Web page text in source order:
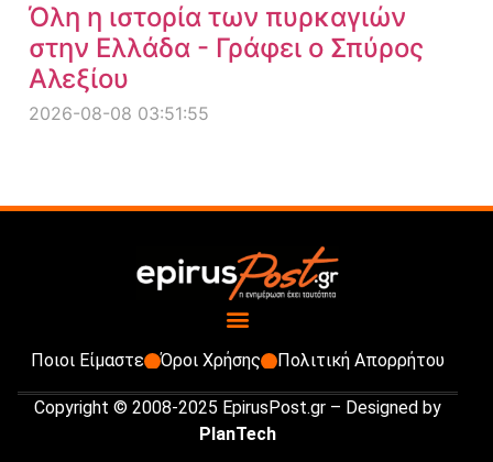
Όλη η ιστορία των πυρκαγιών
στην Ελλάδα - Γράφει ο Σπύρος
Αλεξίου
2026-08-08 03:51:55
Ποιοι Είμαστε Όροι Χρήσης Πολιτική Απορρήτου
Copyright © 2008-2025 EpirusPost.gr – Designed by
PlanTech